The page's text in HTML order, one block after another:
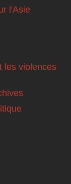
l'Asie
les violences